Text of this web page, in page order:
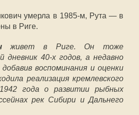
умерла в 1985-м, Рута — в
в Риге.
живет в Риге. Он тоже
дневник 40-х годов, а недавно
воспоминания и оценки
реализация кремлевского
года о развитии рыбных
рек Сибири и Дальнего